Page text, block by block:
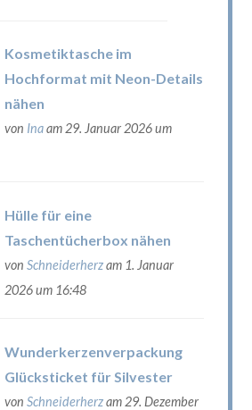
Kosmetiktasche im
Hochformat mit Neon-Details
nähen
von Inaam 29. Januar 2026 um
Hülle für eine
Taschentücherbox nähen
von Schneiderherzam 1. Januar
2026 um 16:48
Wunderkerzenverpackung
Glücksticket für Silvester
von Schneiderherzam 29. Dezember